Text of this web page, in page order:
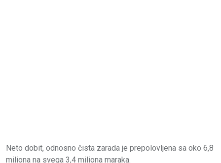
Neto dobit, odnosno čista zarada je prepolovljena sa oko 6,8
miliona na svega 3,4 miliona maraka.